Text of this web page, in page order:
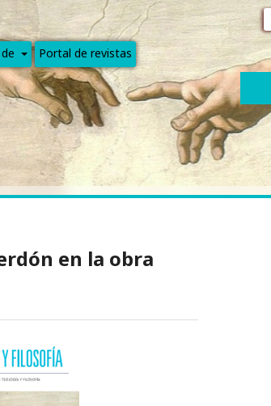
Portal de revistas
en la obra